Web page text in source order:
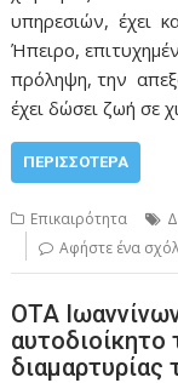
υπηρεσιών, έχει
Ήπειρο,
πρόληψη, την
έχει δώσει ζωή σε
ΠΕΡΙΣΣΌΤΕΡΑ
Επικαιρότητα
Αφήστε ένα
ΟΤΑ
διαμαρτυρίας